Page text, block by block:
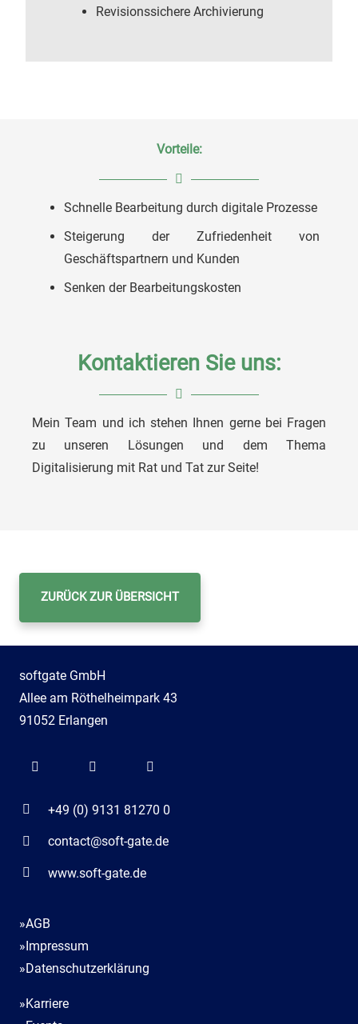
Revisionssichere Archivierung
Vorteile:
Schnelle Bearbeitung durch digitale Prozesse
Steigerung der Zufriedenheit von
Geschäftspartnern und Kunden
Senken der Bearbeitungskosten
Kontaktieren Sie uns:
Mein Team und ich stehen Ihnen gerne bei Fragen
zu unseren Lösungen und dem Thema
Digitalisierung mit Rat und Tat zur Seite!
Matthias Segschneider
Division Manager Digital Business
ZURÜCK ZUR ÜBERSICHT
softgate GmbH
Allee am Röthelheimpark 43
91052 Erlangen
+49 (0) 9131 81270 0
contact@soft-gate.de
www.soft-gate.de
»AGB
»Impressum
»Datenschutzerklärung
»Karriere